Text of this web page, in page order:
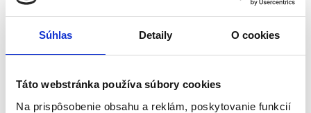
Súhlas Detaily O cookies
Táto webstránka používa súbory cookies
Na prispôsobenie obsahu a reklám, poskytovanie funkcií
Fólia na záhradný fóliovník,
Predajný rozkladací